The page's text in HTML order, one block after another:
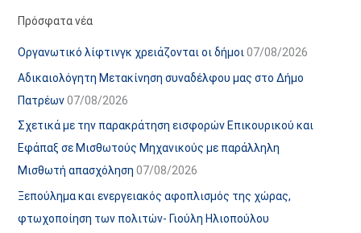
α
ρ
τ
ή
σ
ε
ω
ν
ε
ρ
θ
ρ
ω
ν
ι
σ
Πρόσφατα νέα
Οργανωτικό λίφτινγκ χρειάζονται οι δήμοι07/08/2026
Αδικαιολόγητη Μετακίνηση συναδέλφου μας στο Δήμο
Πατρέων07/08/2026
Σχετικά με την παρακράτηση εισφορών Επικουρικού και
Εφάπαξ σε Μισθωτούς Μηχανικούς με παράλληλη
Μισθωτή απασχόληση 07/08/2026
Ξεπούλημα και ενεργειακός αφοπλισμός της χώρας,
φτωχοποίηση των πολιτών- Γιούλη Ηλιοπούλου